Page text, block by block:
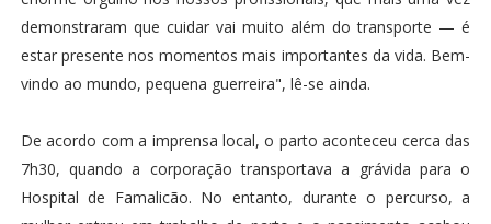
demonstraram que cuidar vai muito além do transporte — é
estar presente nos momentos mais importantes da vida. Bem-
vindo ao mundo, pequena guerreira", lê-se ainda.
De acordo com a imprensa local, o parto aconteceu cerca das
7h30, quando a corporação transportava a grávida para o
Hospital de Famalicão. No entanto, durante o percurso, a